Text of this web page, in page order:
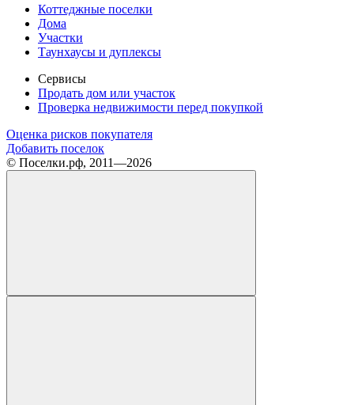
Коттеджные поселки
Дома
Участки
Таунхаусы и дуплексы
Сервисы
Продать дом или участок
Проверка недвижимости перед покупкой
Оценка рисков покупателя
Добавить поселок
© Поселки.рф, 2011—2026